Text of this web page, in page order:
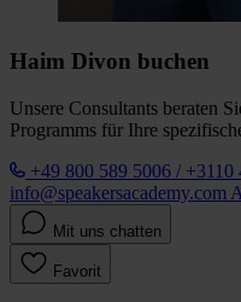
Haim Divon buchen
Unsere Consultants beraten
Programms für Ihre
+49 800 589 5006 / +3110
info@speakersacademy.com
Mit uns chatten
Favorit